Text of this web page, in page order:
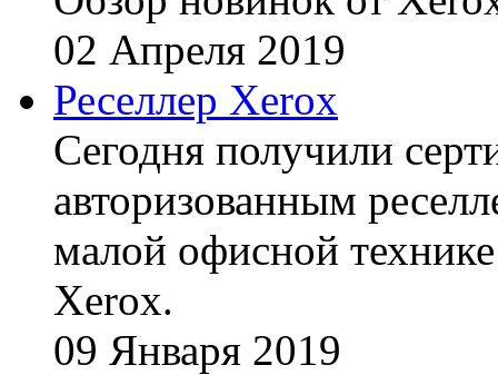
02 Апреля 2019
Реселлер Xerox
Сегодня получили
авторизованным
малой офисной
Xerox.
09 Января 2019